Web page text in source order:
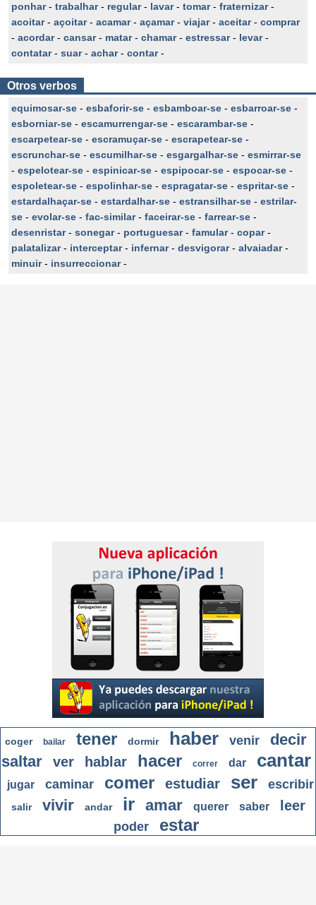
ponhar- trabalhar- regular- lavar- tomar- fraternizar-
acoitar- açoitar- acamar- açamar- viajar- aceitar- comprar
- acordar- cansar- matar- chamar- estressar- levar-
contatar- suar- achar- contar-
Otros verbos
equimosar-se - esbaforir-se - esbamboar-se - esbarroar-se -
esborniar-se - escamurrengar-se - escarambar-se -
escarpetear-se - escramuçar-se - escrapetear-se -
escrunchar-se - escumilhar-se - esgargalhar-se - esmirrar-se
- espelotear-se - espinicar-se - espipocar-se - espocar-se -
espoletear-se - espolinhar-se - espragatar-se - espritar-se -
estardalhaçar-se - estardalhar-se - estransilhar-se - estrilar-
se - evolar-se - fac-similar- faceirar-se - farrear-se -
desenristar- sonegar- portuguesar- famular- copar-
palatalizar- interceptar- infernar- desvigorar- alvaiadar-
minuir- insurreccionar-
coger bailar tener dormir haber venir
decir
saltar
ver hablar hacer correr dar cantar
jugar caminar comer estudiar ser escribir
salir vivir andar ir amar querer saber leer
poder estar